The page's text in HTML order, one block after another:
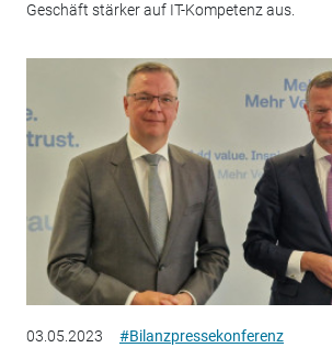
Geschäft stärker auf IT-Kompetenz aus.
03.05.2023 #Bilanzpressekonferenz